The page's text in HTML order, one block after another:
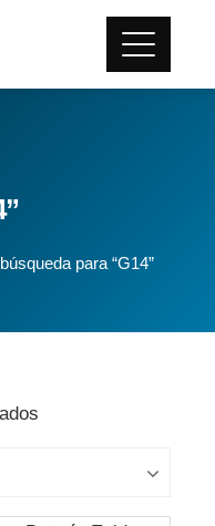
para “G14”